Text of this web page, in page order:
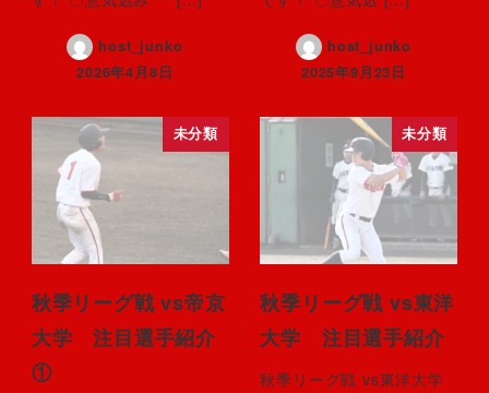
host_junko
2026年4月8日
host_junko
2025年9月23日
未分類
秋季リーグ戦 vs帝京
大学 注目選手紹介
①
未分類
秋季リーグ戦 vs東洋
大学 注目選手紹介
秋季リーグ戦 vs東洋大学